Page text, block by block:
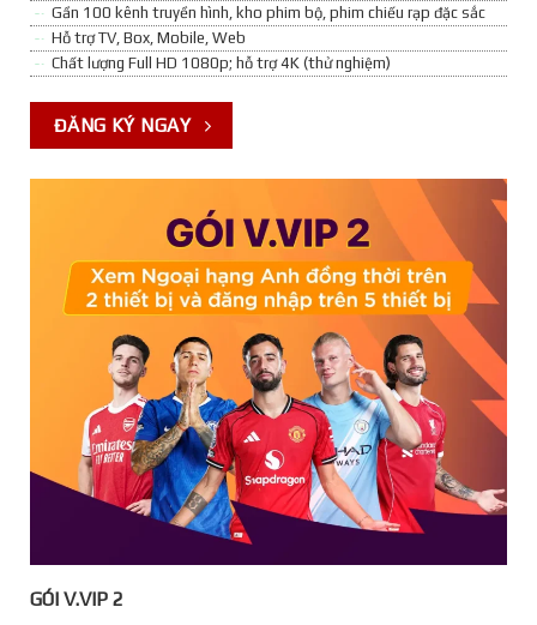
Gần 100 kênh truyền hình, kho phim bộ, phim chiếu rạp đặc sắc
Hỗ trợ TV, Box, Mobile, Web
Chất lượng Full HD 1080p; hỗ trợ 4K (thử nghiệm)
ĐĂNG KÝ NGAY
GÓI V.VIP 2